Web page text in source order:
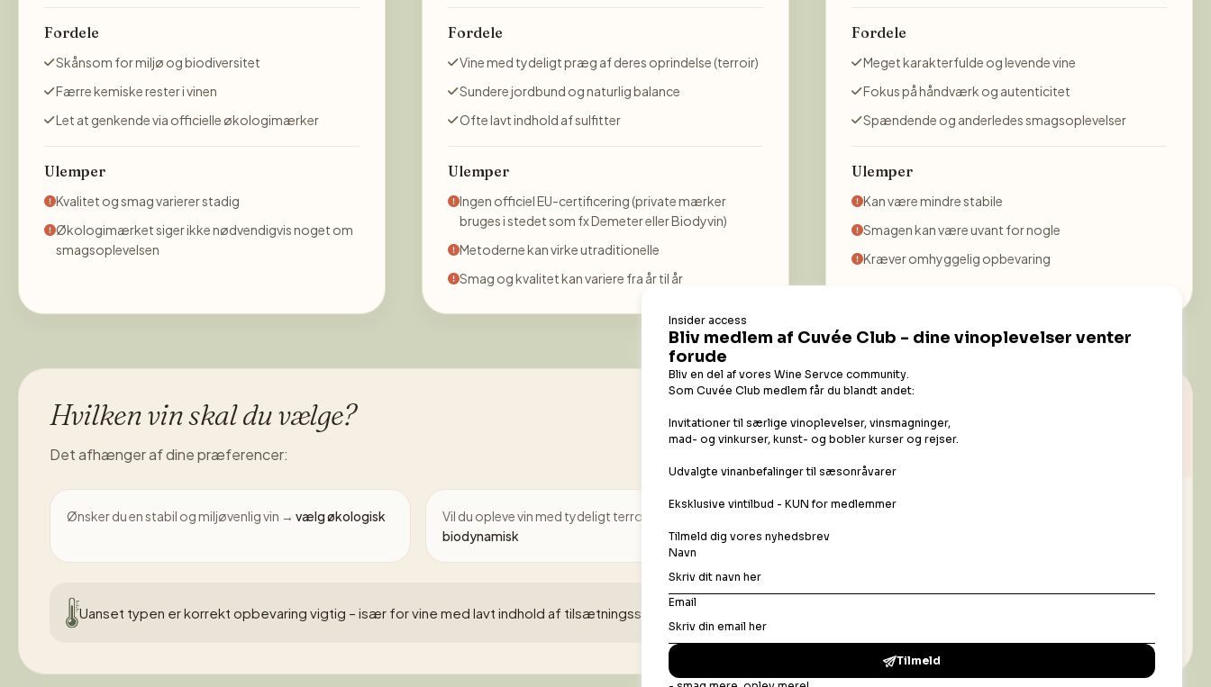
Fordele
Skånsom for miljø og biodiversitet
Færre kemiske rester i vinen
Let at genkende via officielle økologimærker
Ulemper
Kvalitet og smag varierer stadig
Økologimærket siger ikke nødvendigvis noget om
smagsoplevelsen
Fordele
Vine med tydeligt præg af deres oprindelse (terroir)
Sundere jordbund og naturlig balance
Ofte lavt indhold af sulfitter
Ulemper
Ingen officiel EU-certificering (private mærker
bruges i stedet som fx Demeter eller Biodyvin)
Metoderne kan virke utraditionelle
Smag og kvalitet kan variere fra år til år
Fordele
Meget karakterfulde og levende vine
Fokus på håndværk og autenticitet
Spændende og anderledes smagsoplevelser
Ulemper
Kan være mindre stabile
Smagen kan være uvant for nogle
Kræver omhyggelig opbevaring
Hvilken vin skal du vælge?
Det afhænger af dine præferencer:
Ønsker du en stabil og miljøvenlig vin → vælg økologisk Vil du opleve vin med tydeligt terroir →
biodynamisk
naturvin
Uanset typen er korrekt opbevaring vigtig – især for vine med lavt indhold af tilsætningsstoffer, da de er mere følsomme over for temperatur og lys.